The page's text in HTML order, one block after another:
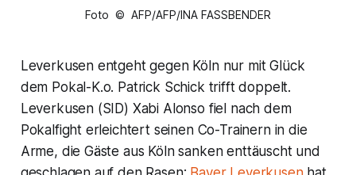
Foto © AFP/AFP/INA FASSBENDER
Leverkusen entgeht gegen Köln nur mit Glück
dem Pokal-K.o. Patrick Schick trifft doppelt.
Leverkusen (SID) Xabi Alonso fiel nach dem
Pokalfight erleichtert seinen Co-Trainern in die
Arme, die Gäste aus Köln sanken enttäuscht und